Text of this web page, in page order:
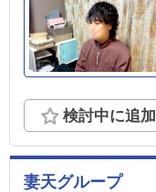
検討中に追加
妻天グループ